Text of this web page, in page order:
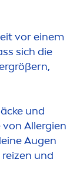
vor einem
sich die
und
Allergien
Augen
und